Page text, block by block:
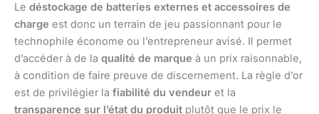
Le déstockage de batteries externes et accessoires de
charge est donc un terrain de jeu passionnant pour le
technophile économe ou l’entrepreneur avisé. Il permet
d’accéder à de la qualité de marque à un prix raisonnable,
à condition de faire preuve de discernement. La règle d’or
est de privilégier la fiabilité du vendeur et la
transparence sur l’état du produit plutôt que le prix le